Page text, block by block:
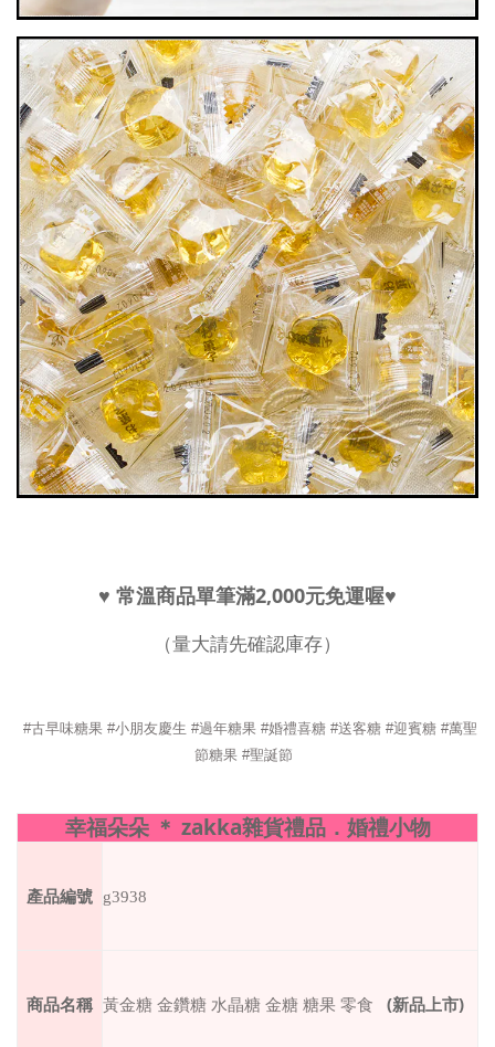
♥ 常溫商品單筆滿2,000元免運喔♥
（量大請先確認庫存）
#古早味糖果 #小朋友慶生 #過年糖果 #婚禮喜糖 #送客糖 #迎賓糖 #萬聖
節糖果 #聖誕節
幸福朵朵 ＊ zakka雜貨禮品．婚禮小物
產品編號 g3938
商品名稱 黃金糖 金鑽糖 水晶糖 金糖 糖果 零食 (新品上市)